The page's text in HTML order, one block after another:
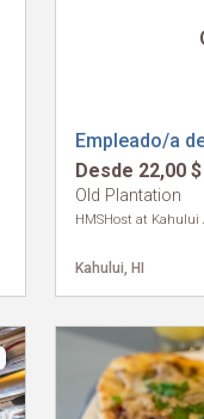
Empleado/a
Desde 22,00
Old Plantation
HMSHost at Kahului
Kahului, HI